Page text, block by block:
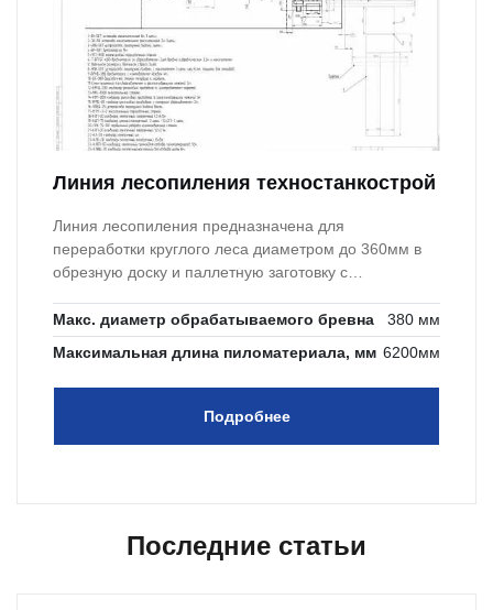
Линия лесопиления техностанкострой
Линия лесопиления предназначена для
переработки круглого леса диаметром до 360мм в
обрезную доску и паллетную заготовку с
Макс. диаметр обрабатываемого бревна
380 мм
Максимальная длина пиломатериала, мм 6200мм
Подробнее
Последние статьи